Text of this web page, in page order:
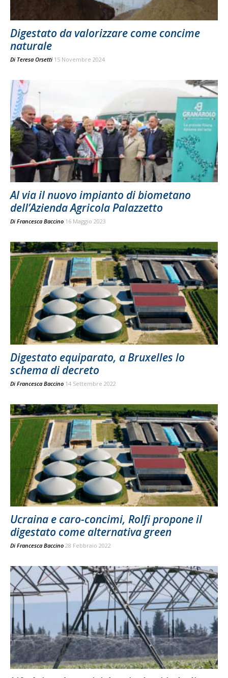
Digestato da valorizzare come concime
naturale
Di Teresa Orsetti 15 Novembre 2024
Al via il nuovo impianto di biometano
dell’Azienda Agricola Palazzetto
Di Francesca Baccino 16 Maggio 2023
Digestato equiparato, a Bruxelles lo
schema di decreto
Di Francesca Baccino 14 Settembre 2022
Ucraina e caro-concimi, Rolfi propone il
digestato come alternativa green
Di Francesca Baccino 28 Febbraio 2022